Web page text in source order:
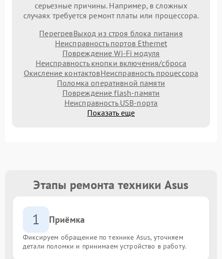
серьезные причины. Например, в сложных
случаях требуется ремонт платы или процессора.
ПерегревВыход из строя блока питания
Неисправность портов Ethernet
Повреждение Wi-Fi модуля
Неисправность кнопки включения/сброса
Окисление контактовНеисправность процессора
Поломка оперативной памяти
Повреждение flash-памяти
Неисправность USB-порта
Показать еще
Этапы ремонта техники Asus
1 Приёмка
Фиксируем обращение по технике Asus, уточняем
детали поломки и принимаем устройство в работу.